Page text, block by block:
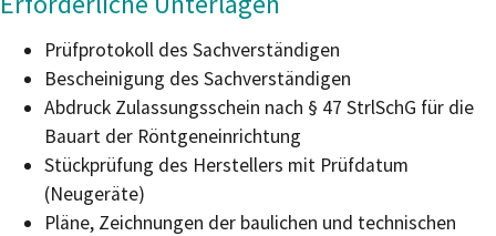
Prüfprotokoll des Sachverständigen
Bescheinigung des Sachverständigen
Abdruck Zulassungsschein nach § 47 StrlSchG für die
Bauart der Röntgeneinrichtung
Stückprüfung des Herstellers mit Prüfdatum
(Neugeräte)
Pläne, Zeichnungen der baulichen und technischen